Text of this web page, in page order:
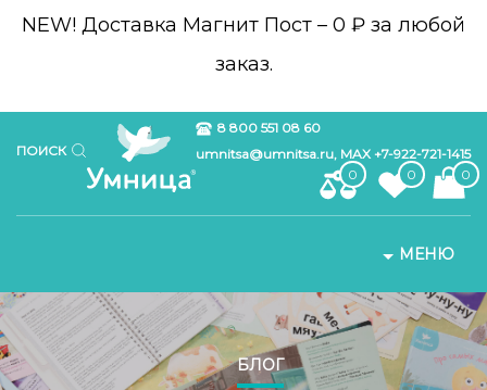
NEW! Доставка Магнит Пост – 0 ₽ за любой
заказ.
ПОИСК
8 800 551 08 60
umnitsa@umnitsa.ru, MAX +7-922-721-1415
0
0 0
МЕНЮ
БЛОГ